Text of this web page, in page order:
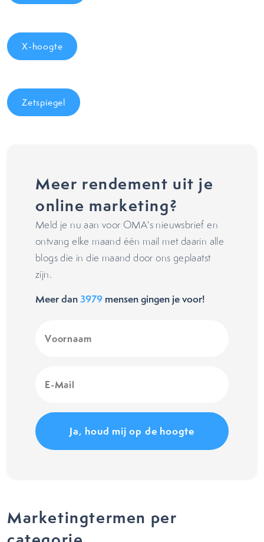
X-hoogte
Zetspiegel
Meer rendement uit je
online marketing?
Meld je nu aan voor OMA's nieuwsbrief en
ontvang elke maand één mail met daarin alle
blogs die in die maand door ons geplaatst
zijn.
Meer dan3979 mensen gingen je voor!
(Vereist)
Mail
Marketingtermen per